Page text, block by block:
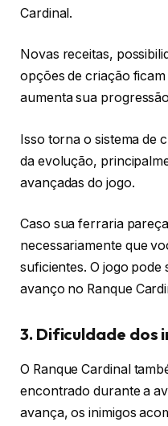
Cardinal.
Novas receitas,
opções de criação
aumenta sua
Isso torna o sistema de
da evolução,
avançadas do jogo.
Caso sua ferraria
necessariamente que
suficientes. O jogo pode
avanço no Ranque
3. Dificuldade dos
O Ranque Cardinal
encontrado durante a
avança, os inimigos